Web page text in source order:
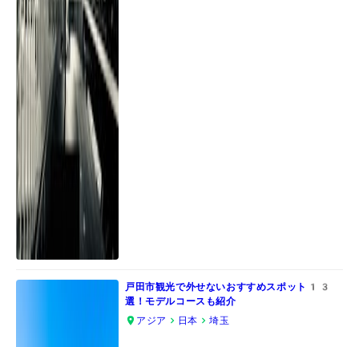
戸田市観光で外せないおすすめスポット13
選！モデルコースも紹介
アジア
日本 埼玉